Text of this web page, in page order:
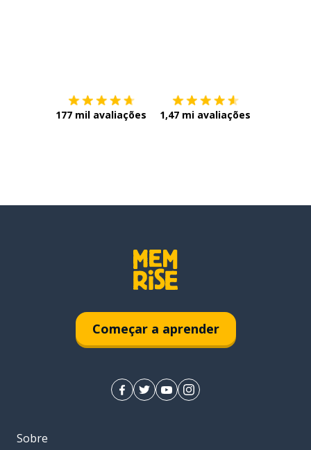
177 mil avaliações 1,47 mi avaliações
Começar a aprender
Sobre